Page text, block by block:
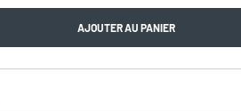
AJOUTER AU PANIER